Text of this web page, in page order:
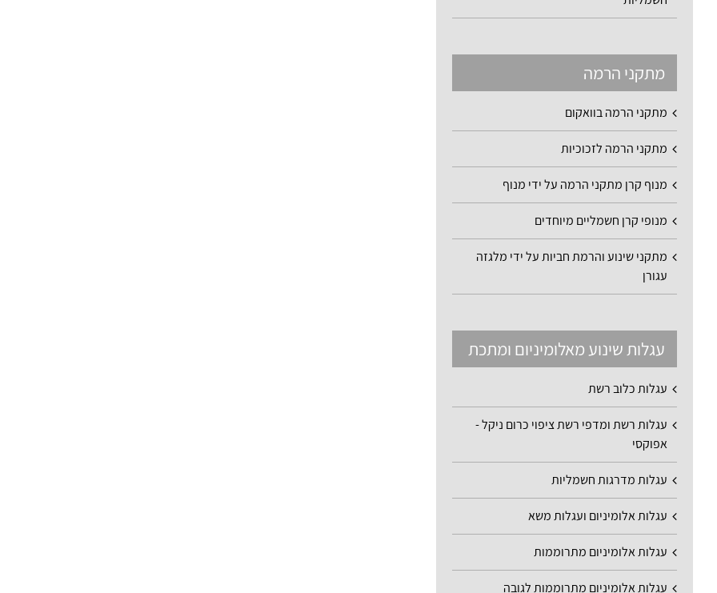
מתקני הרמה
מתקני הרמה בוואקום
מתקני הרמה לזכוכיות
מנוף קרן מתקני הרמה על ידי מנוף
מנופי קרן חשמליים מיוחדים
מתקני שינוע והרמת חביות על ידי מלגזה
עגורן
עגלות שינוע מאלומיניום ומתכת
עגלות כלוב רשת
עגלות רשת ומדפי רשת ציפוי כרום ניקל -
אפוקסי
עגלות מדרגות חשמליות
עגלות אלומיניום ועגלות משא
עגלות אלומיניום מתרוממות
עגלות אלומיניום מתרוממות לגובה